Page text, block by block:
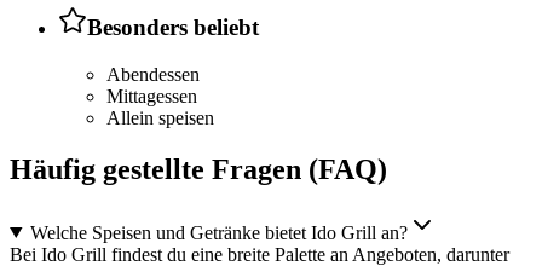
Besonders beliebt
Abendessen
Mittagessen
Allein speisen
Häufig gestellte Fragen (FAQ)
Welche Speisen und Getränke bietet Ido Grill an?
Bei Ido Grill findest du eine breite Palette an Angeboten, darunter